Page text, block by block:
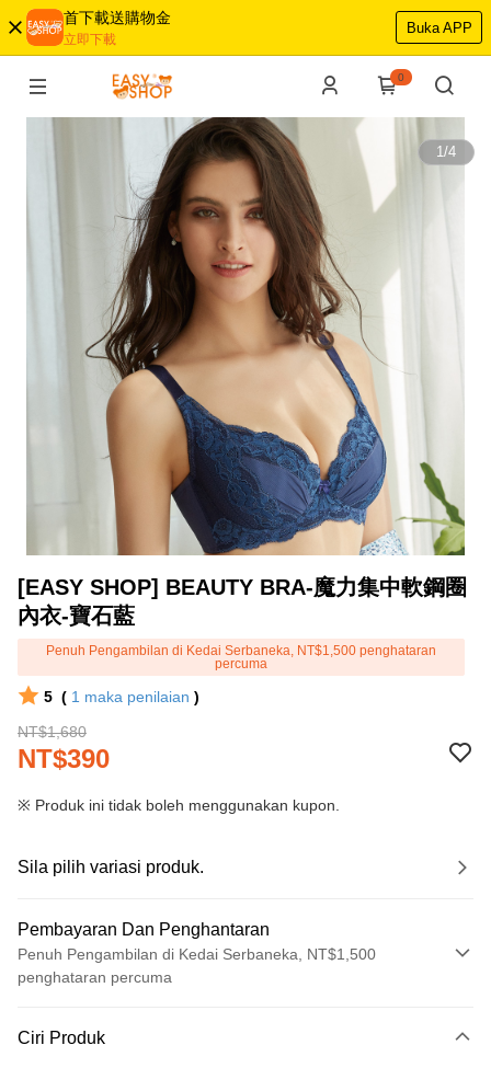
首下載送購物金
立即下載
Buka APP
0
1/4
[EASY SHOP] BEAUTY BRA-魔力集中軟鋼圈
內衣-寶石藍
Penuh Pengambilan di Kedai Serbaneka, NT$1,500 penghataran
percuma
5 ( 1 maka penilaian )
NT$1,680
NT$390
※ Produk ini tidak boleh menggunakan kupon.
Sila pilih variasi produk.
Pembayaran Dan Penghantaran
Penuh Pengambilan di Kedai Serbaneka, NT$1,500
penghataran percuma
Kad Kredit (Bayaran Penuh)
Ciri Produk